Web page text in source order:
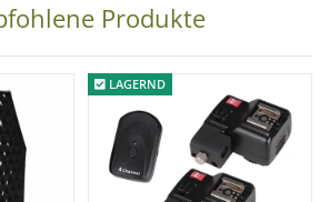
höhenverstellbar
Produkte
LAGERND